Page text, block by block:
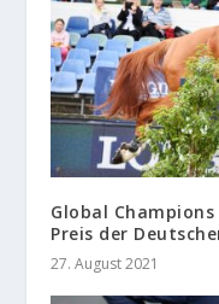
Global
Preis der
27. August 2021